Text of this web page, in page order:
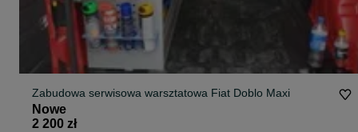
Zabudowa serwisowa warsztatowa Fiat Doblo Maxi
Nowe
2 200 zł